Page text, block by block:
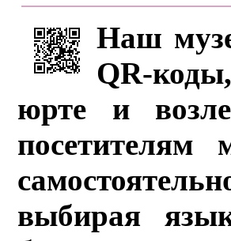
Наш
QR-
юрте и
посетителям
выбирая